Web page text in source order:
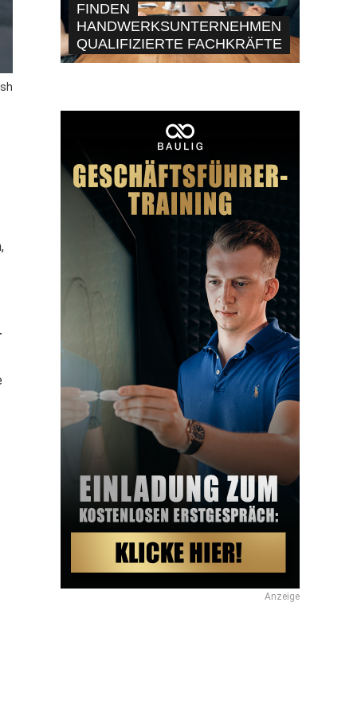
FINDEN
HANDWERKSUNTERNEHMEN
QUALIFIZIERTE FACHKRÄFTE
Anzeige